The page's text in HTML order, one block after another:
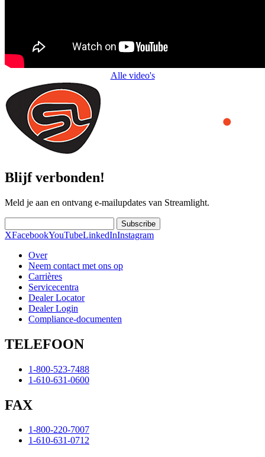
Alle video's
Blijf verbonden!
Meld je aan en ontvang e-mailupdates van Streamlight.
Subscribe
XFacebookYouTubeLinkedInInstagram
Over
Neem contact met ons op
Carrières
Servicecentra
Dealer Locator
Dealer Login
Compliance-documenten
TELEFOON
1-800-523-7488
1-610-631-0600
FAX
1-800-220-7007
1-610-631-0712